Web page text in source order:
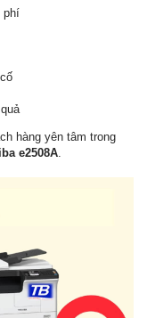
phí
hàng yên tâm trong
e2508A.